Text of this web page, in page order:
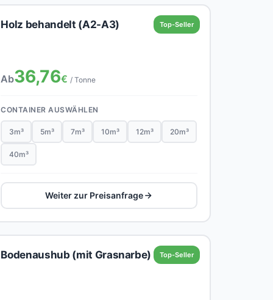
Top-Seller
Holz behandelt (A2-A3)
Ab36,76€ / Tonne
CONTAINER AUSWÄHLEN
3m³ 5m³ 7m³ 10m³ 12m³ 20m³
40m³
Weiter zur Preisanfrage
Top-Seller
Bodenaushub (mit Grasnarbe)